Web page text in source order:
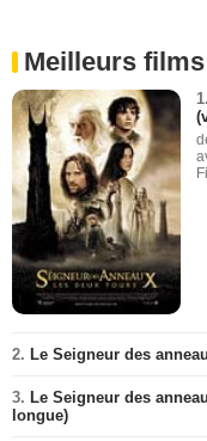
Meilleurs films
1.
2. Le Seigneur des
3. Le Seigneur des
longue)